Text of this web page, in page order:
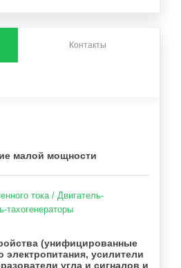
Контакты
малой мощности
тока / Двигатель-
тахогенераторы
(унифицированные
электропитания, усилители
угла и сигналов и